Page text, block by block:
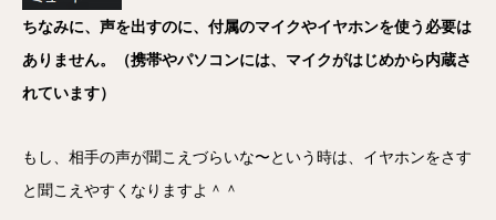
ちなみに、声を出すのに、付属のマイクやイヤホンを使う必要は
ありません。（携帯やパソコンには、マイクがはじめから内蔵さ
れています）
もし、相手の声が聞こえづらいな〜という時は、イヤホンをさす
と聞こえやすくなりますよ＾＾